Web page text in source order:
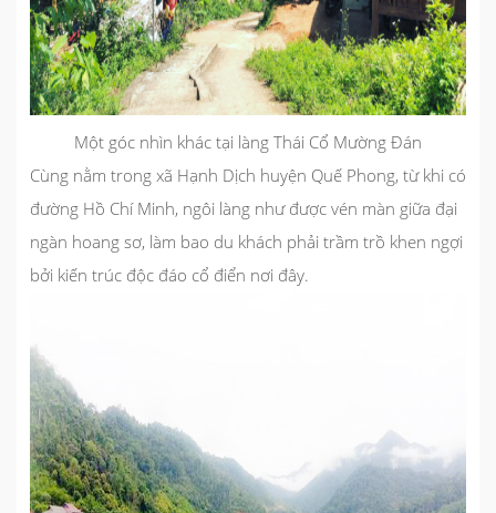
Một góc nhìn khác tại làng Thái Cổ Mường Đán
Cùng nằm trong xã Hạnh Dịch huyện Quế Phong, từ khi có
đường Hồ Chí Minh, ngôi làng như được vén màn giữa đại
ngàn hoang sơ, làm bao du khách phải trầm trồ khen ngợi
bởi kiến trúc độc đáo cổ điển nơi đây.